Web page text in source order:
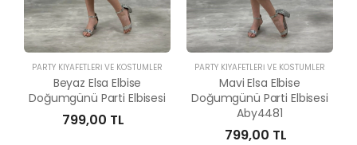
PARTY KIYAFETLERİ VE KOSTÜMLER
Beyaz Elsa Elbise
Doğumgünü Parti Elbisesi
799,00 TL
PARTY KIYAFETLERİ VE KOSTÜMLER
Mavi Elsa Elbise
Doğumgünü Parti Elbisesi
Aby4481
799,00 TL